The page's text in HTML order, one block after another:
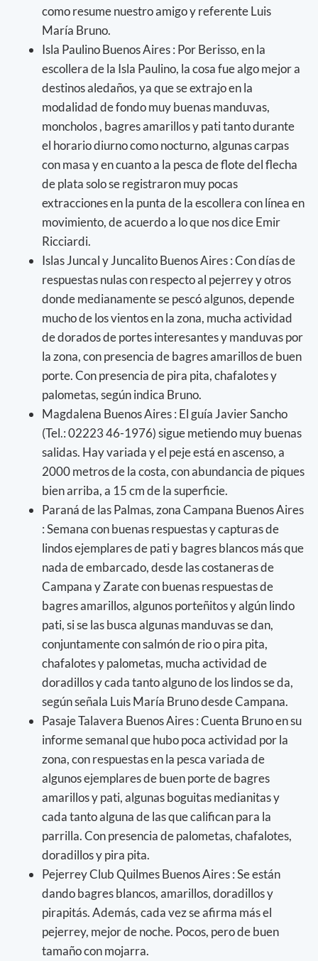
como resume nuestro amigo y referente Luis
María Bruno.
Isla Paulino Buenos Aires : Por Berisso, en la
escollera de la Isla Paulino, la cosa fue algo mejor a
destinos aledaños, ya que se extrajo en la
modalidad de fondo muy buenas manduvas,
moncholos , bagres amarillos y pati tanto durante
el horario diurno como nocturno, algunas carpas
con masa y en cuanto a la pesca de flote del flecha
de plata solo se registraron muy pocas
extracciones en la punta de la escollera con línea en
movimiento, de acuerdo a lo que nos dice Emir
Ricciardi.
Islas Juncal y Juncalito Buenos Aires : Con días de
respuestas nulas con respecto al pejerrey y otros
donde medianamente se pescó algunos, depende
mucho de los vientos en la zona, mucha actividad
de dorados de portes interesantes y manduvas por
la zona, con presencia de bagres amarillos de buen
porte. Con presencia de pira pita, chafalotes y
palometas, según indica Bruno.
Magdalena Buenos Aires : El guía Javier Sancho
(Tel.: 02223 46-1976) sigue metiendo muy buenas
salidas. Hay variada y el peje está en ascenso, a
2000 metros de la costa, con abundancia de piques
bien arriba, a 15 cm de la superficie.
Paraná de las Palmas, zona Campana Buenos Aires
: Semana con buenas respuestas y capturas de
lindos ejemplares de pati y bagres blancos más que
nada de embarcado, desde las costaneras de
Campana y Zarate con buenas respuestas de
bagres amarillos, algunos porteñitos y algún lindo
pati, si se las busca algunas manduvas se dan,
conjuntamente con salmón de rio o pira pita,
chafalotes y palometas, mucha actividad de
doradillos y cada tanto alguno de los lindos se da,
según señala Luis María Bruno desde Campana.
Pasaje Talavera Buenos Aires : Cuenta Bruno en su
informe semanal que hubo poca actividad por la
zona, con respuestas en la pesca variada de
algunos ejemplares de buen porte de bagres
amarillos y pati, algunas boguitas medianitas y
cada tanto alguna de las que califican para la
parrilla. Con presencia de palometas, chafalotes,
doradillos y pira pita.
Pejerrey Club Quilmes Buenos Aires : Se están
dando bagres blancos, amarillos, doradillos y
pirapitás. Además, cada vez se afirma más el
pejerrey, mejor de noche. Pocos, pero de buen
tamaño con mojarra.